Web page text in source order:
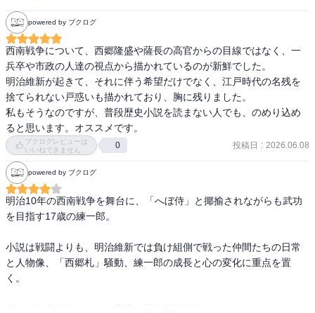
powered by ブクログ
西南戦争について、西郷隆盛や薩長の高官からの目線ではなく、一
兵卒や市政の人達の視点から描かれているのが新鮮でした。
明治維新が起きて、それに伴う希望だけでなく、江戸時代の名残を
捨てられない戸惑いも描かれており、胸に残りました。
私もそうなのですが、普段歴史小説を読まない人でも、のめり込め
ブクログレビューは
いいねできません
0 投稿日 : 2026.06.08
powered by ブクログ
明治10年の西南戦争を舞台に、「へぼ侍」と揶揄されながらも武功
を目指す17歳の練一郎。
小説は戦闘よりも、明治維新では負け組側で戦った仲間たちの日常
と人物像、「西郷札」騒動、練一郎の成長と心の変化に重点を置
く。